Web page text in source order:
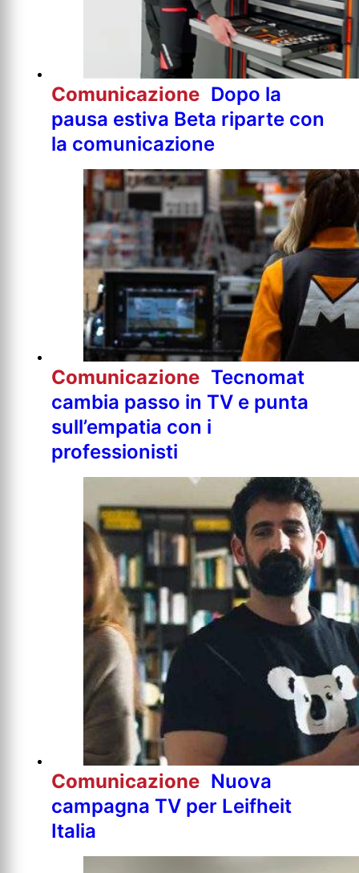
Comunicazione Dopo la
pausa estiva Beta riparte con
la comunicazione
Comunicazione Tecnomat
cambia passo in TV e punta
sull’empatia con i
professionisti
Comunicazione Nuova
campagna TV per Leifheit
Italia